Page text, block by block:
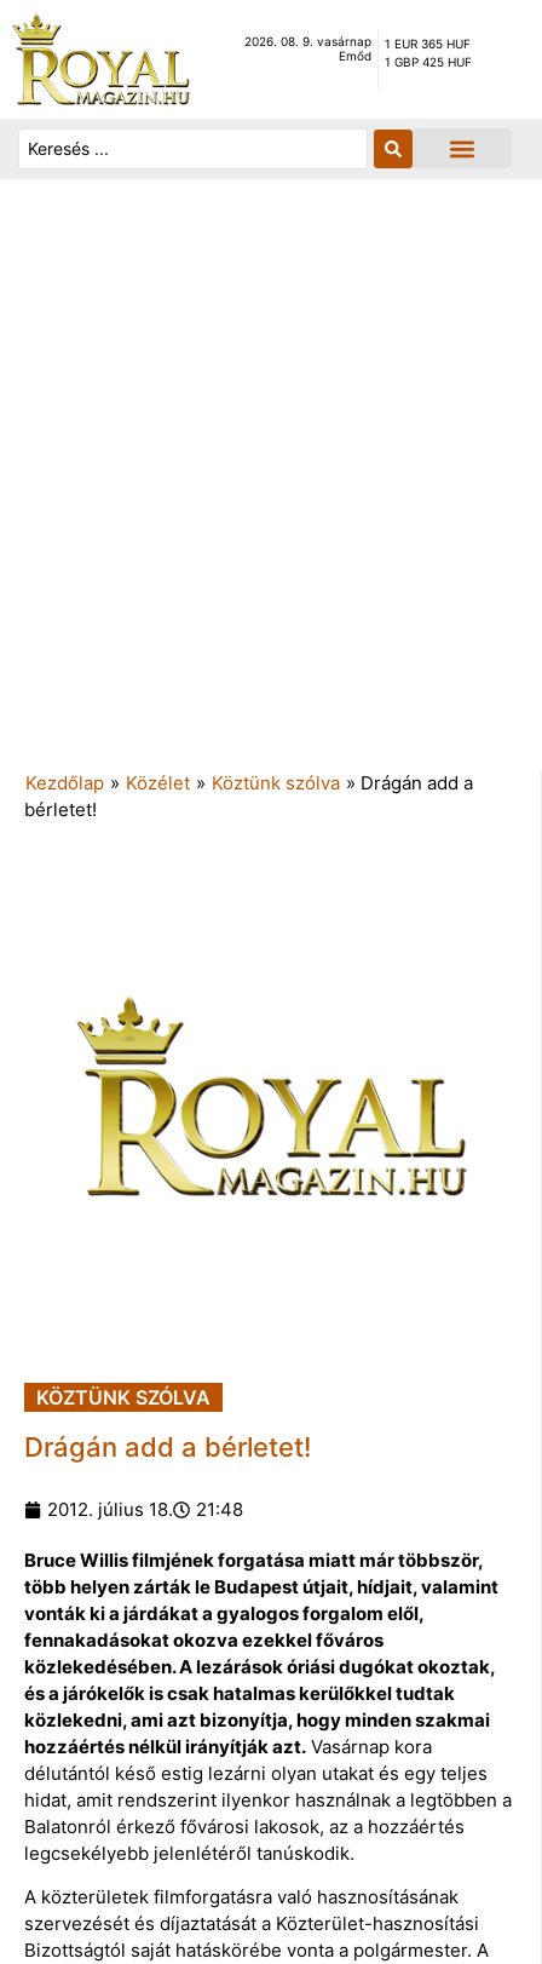
2026. 08. 9. vasárnap
Emőd
1 EUR 365 HUF
1 GBP 425 HUF
Kezdőlap » Közélet » Köztünk szólva » Drágán add a
bérletet!
KÖZTÜNK SZÓLVA
Drágán add a bérletet!
2012. július 18. 21:48
Bruce Willis filmjének forgatása miatt már többször,
több helyen zárták le Budapest útjait, hídjait, valamint
vonták ki a járdákat a gyalogos forgalom elől,
fennakadásokat okozva ezekkel főváros
közlekedésében. A lezárások óriási dugókat okoztak,
és a járókelők is csak hatalmas kerülőkkel tudtak
közlekedni, ami azt bizonyítja, hogy minden szakmai
hozzáértés nélkül irányítják azt. Vasárnap kora
délutántól késő estig lezárni olyan utakat és egy teljes
hidat, amit rendszerint ilyenkor használnak a legtöbben a
Balatonról érkező fővárosi lakosok, az a hozzáértés
legcsekélyebb jelenlétéről tanúskodik.
A közterületek filmforgatásra való hasznosításának
szervezését és díjaztatását a Közterület-hasznosítási
Bizottságtól saját hatáskörébe vonta a polgármester. A